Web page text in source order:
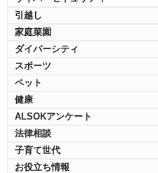
引越し
家庭菜園
ダイバーシティ
スポーツ
ペット
健康
ALSOKアンケート
法律相談
子育て世代
お役立ち情報